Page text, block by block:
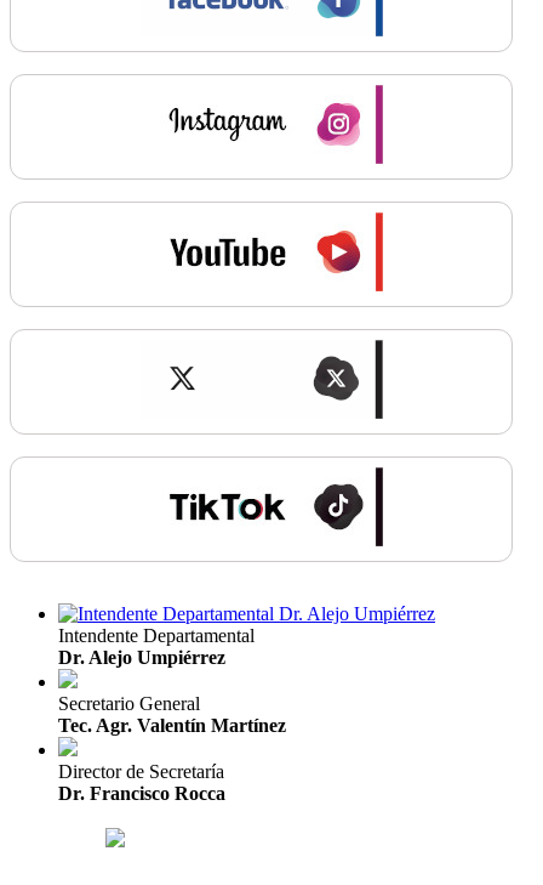
Intendente Departamental
Dr. Alejo Umpiérrez
Secretario General
Tec. Agr. Valentín Martínez
Director de Secretaría
Dr. Francisco Rocca